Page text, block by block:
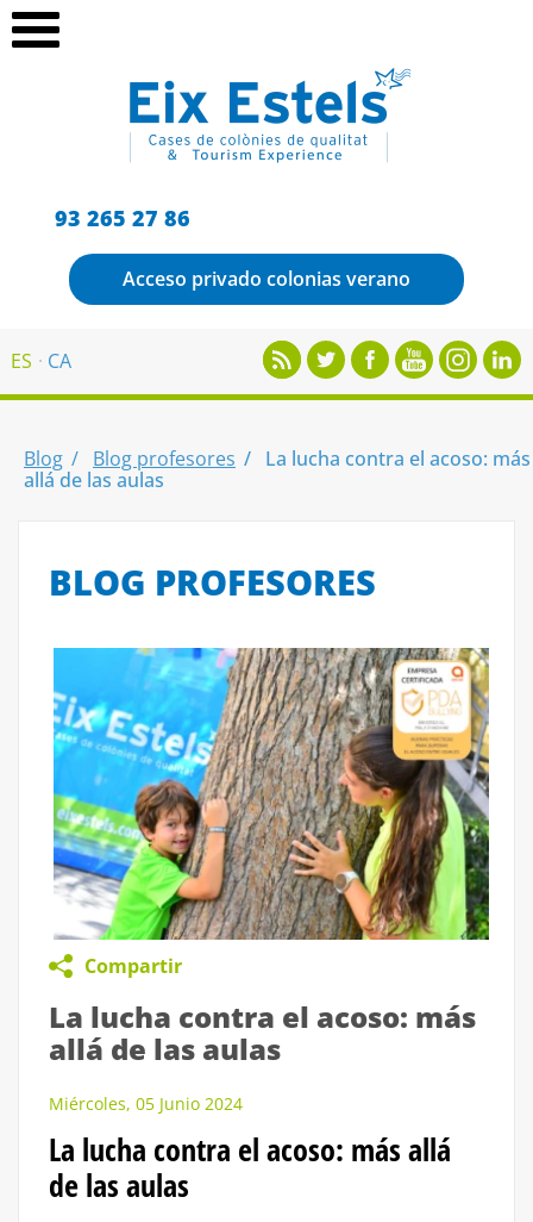
93 265 27 86
Acceso privado colonias verano
ES CA
Blog Blog profesores
La lucha contra el acoso: más
allá de las aulas
BLOG PROFESORES
Compartir
La lucha contra el acoso: más
allá de las aulas
Miércoles, 05 Junio 2024
La lucha contra el acoso: más allá
de las aulas